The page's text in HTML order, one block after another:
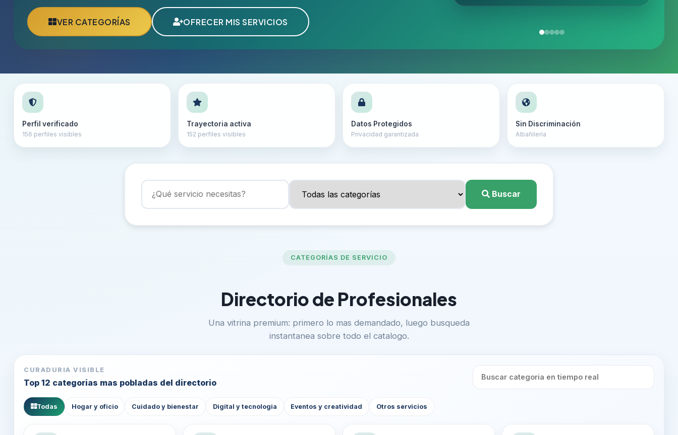
VER CATEGORÍAS OFRECER MIS SERVICIOS
Perfil verificado
156 perfiles visibles
Trayectoria activa
152 perfiles visibles
Datos Protegidos
Privacidad garantizada
Sin Discriminación
Albañilería
Buscar
CATEGORÍAS DE SERVICIO
Directorio de Profesionales
Una vitrina premium: primero lo mas demandado, luego busqueda
instantanea sobre todo el catalogo.
CURADURIA VISIBLE
Top 12 categorias mas pobladas del directorio
Todas Hogar y oficio Cuidado y bienestar Digital y tecnologia Eventos y creatividad Otros servicios